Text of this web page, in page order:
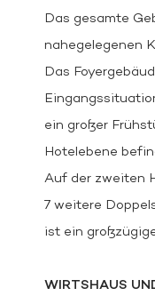
Das gesamte
nahegelegenen
Das
ein großer
Hotelebene
Auf der zweiten
7 weitere
ist ein
WIRTSHAUS